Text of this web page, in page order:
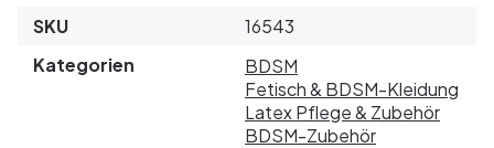
SKU
16543
Kategorien
BDSM
Fetisch & BDSM-Kleidung
Latex Pflege & Zubehör
BDSM-Zubehör